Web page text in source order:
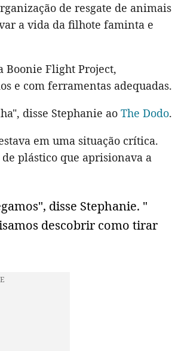
de resgate de animais
a vida da filhote faminta e
Boonie Flight Project,
e com ferramentas adequadas.
disse Stephanie ao The Dodo.
em uma situação crítica.
plástico que aprisionava a
disse Stephanie. "
descobrir como tirar